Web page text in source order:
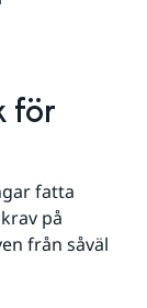
för
fatta
på
från såväl